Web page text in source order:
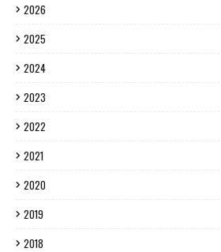
2026
2025
2024
2023
2022
2021
2020
2019
2018